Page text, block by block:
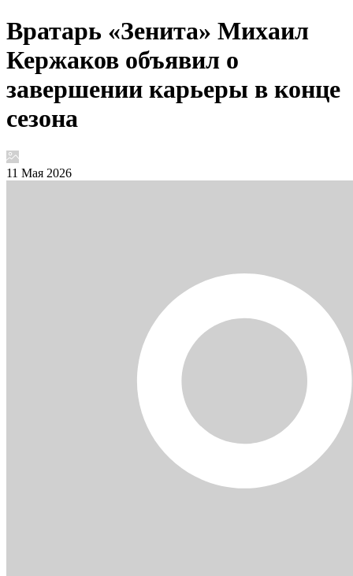
Вратарь «Зенита» Михаил
Кержаков объявил о
завершении карьеры в конце
сезона
11 Мая 2026